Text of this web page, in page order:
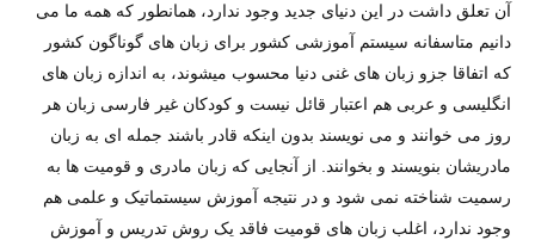
آن تعلق داشت در این دنیای جدید وجود ندارد، همانطور که همه ما می
دانیم متاسفانه سیستم آموزشی کشور برای زبان های گوناگون کشور
که اتفاقا جزو زبان های غنی دنیا محسوب میشوند، به اندازه زبان های
انگلیسی و عربی هم اعتبار قائل نیست و کودکان غیر فارسی زبان هر
روز می خوانند و می نویسند بدون اینکه قادر باشند جمله ای به زبان
مادریشان بنویسند و بخوانند. از آنجایی که زبان مادری و قومیت ها به
رسمیت شناخته نمی شود و در نتیجه آموزش سیستماتیک و علمی هم
وجود ندارد، اغلب زبان های قومیت فاقد یک روش تدریس و آموزش